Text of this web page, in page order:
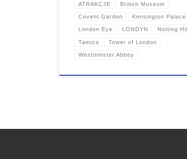
ATRAKCJE British Museum
Covent Garden Kensington Palace
London Eye LONDYN Notting Hill
Tamiza Tower of London
Westminster Abbey